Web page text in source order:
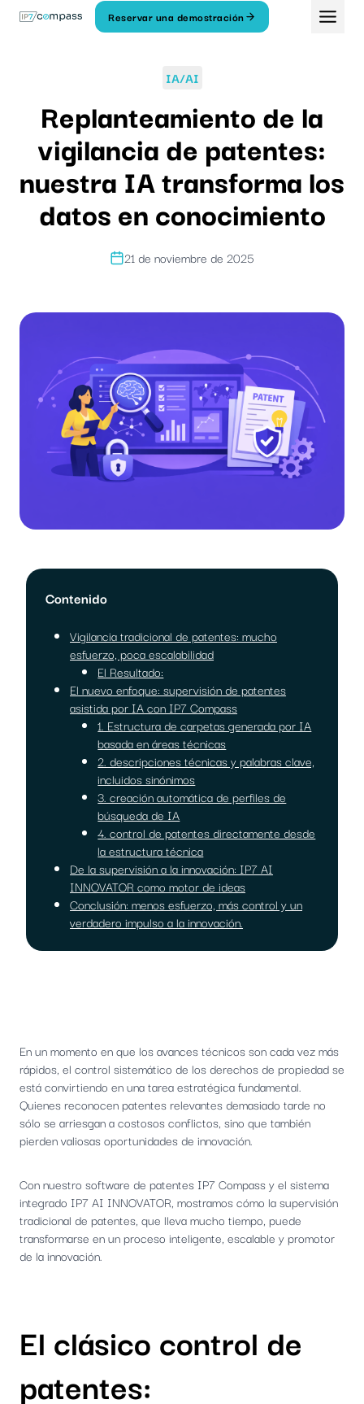
Reservar una demostración
IA/AI
Replanteamiento de la
vigilancia de patentes:
nuestra IA transforma los
datos en conocimiento
21 de noviembre de 2025
Contenido
Vigilancia tradicional de patentes: mucho
esfuerzo, poca escalabilidad
El Resultado:
El nuevo enfoque: supervisión de patentes
asistida por IA con IP7 Compass
1. Estructura de carpetas generada por IA
basada en áreas técnicas
2. descripciones técnicas y palabras clave,
incluidos sinónimos
3. creación automática de perfiles de
búsqueda de IA
4. control de patentes directamente desde
la estructura técnica
De la supervisión a la innovación: IP7 AI
INNOVATOR como motor de ideas
Conclusión: menos esfuerzo, más control y un
verdadero impulso a la innovación.
En un momento en que los avances técnicos son cada vez más
rápidos, el control sistemático de los derechos de propiedad se
está convirtiendo en una tarea estratégica fundamental.
Quienes reconocen patentes relevantes demasiado tarde no
sólo se arriesgan a costosos conflictos, sino que también
pierden valiosas oportunidades de innovación.
Con nuestro software de patentes IP7 Compass y el sistema
integrado IP7 AI INNOVATOR, mostramos cómo la supervisión
tradicional de patentes, que lleva mucho tiempo, puede
transformarse en un proceso inteligente, escalable y promotor
de la innovación.
El clásico control de
patentes: